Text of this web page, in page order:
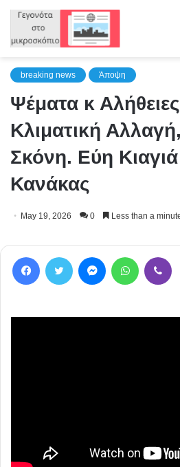
breaking news Άποψη
Ψέματα κ
Κλιματική
Σκόνη. Εύη
Κανάκας
May 19, 2026 0 Less than a
Facebook Twitter MessengerWhatsApp